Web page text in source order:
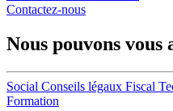
Contactez-nous
Nous pouvons vous
Social Conseils légaux Fiscal
Formation